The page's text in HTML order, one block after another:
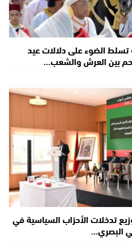
الضوء على دلالات عيد
بين العرش والشعب…
تدخلات الأحزاب السياسية في
البصري…